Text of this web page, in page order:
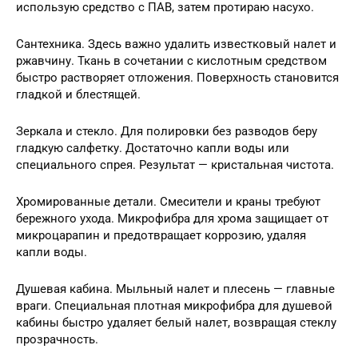
использую средство с ПАВ, затем протираю насухо.
Сантехника. Здесь важно удалить известковый налет и
ржавчину. Ткань в сочетании с кислотным средством
быстро растворяет отложения. Поверхность становится
гладкой и блестящей.
Зеркала и стекло. Для полировки без разводов беру
гладкую салфетку. Достаточно капли воды или
специального спрея. Результат — кристальная чистота.
Хромированные детали. Смесители и краны требуют
бережного ухода. Микрофибра для хрома защищает от
микроцарапин и предотвращает коррозию, удаляя
капли воды.
Душевая кабина. Мыльный налет и плесень — главные
враги. Специальная плотная микрофибра для душевой
кабины быстро удаляет белый налет, возвращая стеклу
прозрачность.